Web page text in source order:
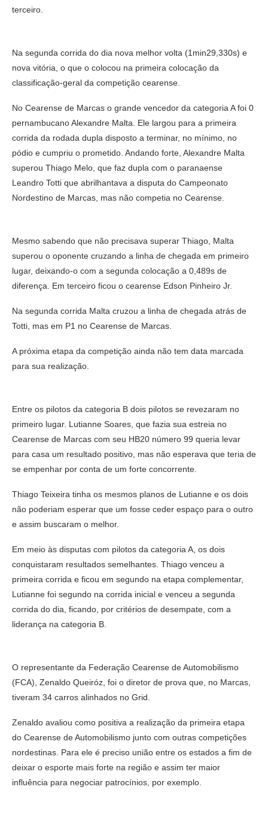
terceiro.
Na segunda corrida do dia nova melhor volta (1min29,330s) e
nova vitória, o que o colocou na primeira colocação da
classificação-geral da competição cearense.
No Cearense de Marcas o grande vencedor da categoria A foi 0
pernambucano Alexandre Malta. Ele largou para a primeira
corrida da rodada dupla disposto a terminar, no mínimo, no
pódio e cumpriu o prometido. Andando forte, Alexandre Malta
superou Thiago Melo, que faz dupla com o paranaense
Leandro Totti que abrilhantava a disputa do Campeonato
Nordestino de Marcas, mas não competia no Cearense.
Mesmo sabendo que não precisava superar Thiago, Malta
superou o oponente cruzando a linha de chegada em primeiro
lugar, deixando-o com a segunda colocação a 0,489s de
diferença. Em terceiro ficou o cearense Edson Pinheiro Jr.
Na segunda corrida Malta cruzou a linha de chegada atrás de
Totti, mas em P1 no Cearense de Marcas.
A próxima etapa da competição ainda não tem data marcada
para sua realização.
Entre os pilotos da categoria B dois pilotos se revezaram no
primeiro lugar. Lutianne Soares, que fazia sua estreia no
Cearense de Marcas com seu HB20 número 99 queria levar
para casa um resultado positivo, mas não esperava que teria de
se empenhar por conta de um forte concorrente.
Thiago Teixeira tinha os mesmos planos de Lutianne e os dois
não poderiam esperar que um fosse ceder espaço para o outro
e assim buscaram o melhor.
Em meio às disputas com pilotos da categoria A, os dois
conquistaram resultados semelhantes. Thiago venceu a
primeira corrida e ficou em segundo na etapa complementar,
Lutianne foi segundo na corrida inicial e venceu a segunda
corrida do dia, ficando, por critérios de desempate, com a
liderança na categoria B.
O representante da Federação Cearense de Automobilismo
(FCA), Zenaldo Queiróz, foi o diretor de prova que, no Marcas,
tiveram 34 carros alinhados no Grid.
Zenaldo avaliou como positiva a realização da primeira etapa
do Cearense de Automobilismo junto com outras competições
nordestinas. Para ele é preciso união entre os estados a fim de
deixar o esporte mais forte na região e assim ter maior
influência para negociar patrocínios, por exemplo.